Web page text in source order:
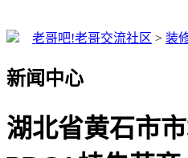
老哥吧!老哥交流社区 > 装
新闻中心
湖北省黄石市